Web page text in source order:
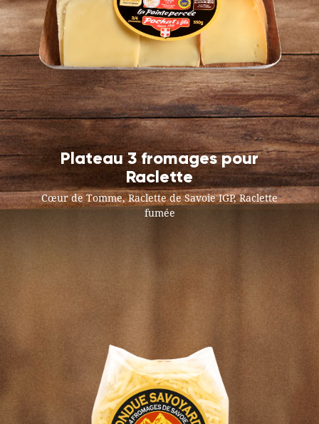
Plateau 3 fromages pour
Raclette
Cœur de Tomme, Raclette de Savoie IGP, Raclette
fumée